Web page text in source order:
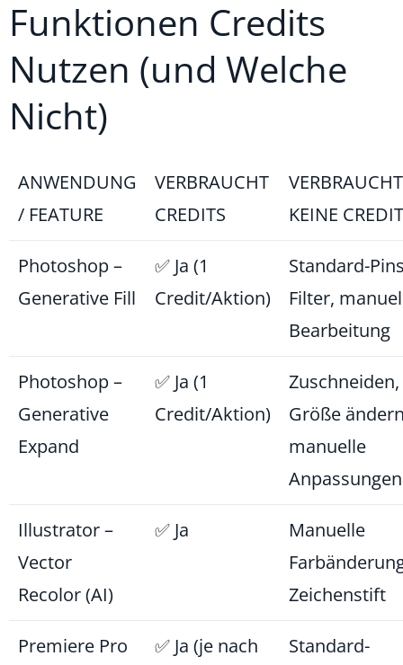
Funktionen Credits
Nutzen (und Welche
Nicht)
ANWENDUNG
/ FEATURE
VERBRAUCHT
CREDITS
VERBRAUCHT
KEINE
Photoshop –
Generative Fill
✅ Ja (1
Credit/Aktion)
Standard-
Filter,
Bearbeitung
Photoshop –
Generative
Expand
✅ Ja (1
Credit/Aktion)
Zuschneiden,
Größe
manuelle
Anpassungen
Illustrator –
Vector
Recolor (AI)
✅ Ja
Manuelle
Zeichenstift
Premiere Pro
✅ Ja (je nach
Standard-